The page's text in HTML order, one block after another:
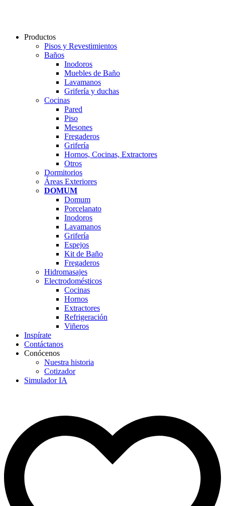
Productos
Pisos y Revestimientos
Baños
Inodoros
Muebles de Baño
Lavamanos
Grifería y duchas
Cocinas
Pared
Piso
Mesones
Fregaderos
Grifería
Hornos, Cocinas, Extractores
Otros
Dormitorios
Áreas Exteriores
DOMUM
Domum
Porcelanato
Inodoros
Lavamanos
Grifería
Espejos
Kit de Baño
Fregaderos
Hidromasajes
Electrodomésticos
Cocinas
Hornos
Extractores
Refrigeración
Viñeros
Inspírate
Contáctanos
Conócenos
Nuestra historia
Cotizador
Simulador IA